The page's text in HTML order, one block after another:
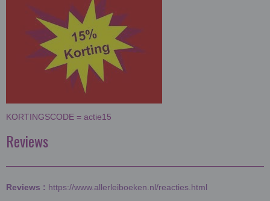
KORTINGSCODE = actie15
Reviews
Reviews : https://www.allerleiboeken.nl/reacties.html